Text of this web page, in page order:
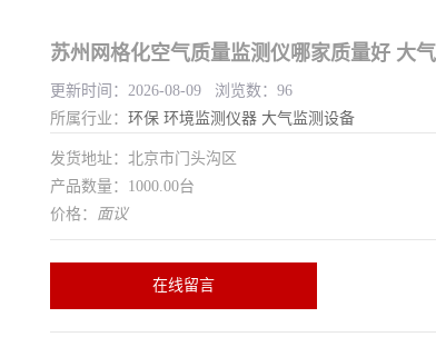
苏州网格化空气质量监测仪哪家质量好 大
更新时间：2026-08-09 浏览数：96
所属行业： 环保 环境监测仪器 大气监测设备
发货地址：北京市门头沟区
产品数量：1000.00台
价格： 面议
在线留言